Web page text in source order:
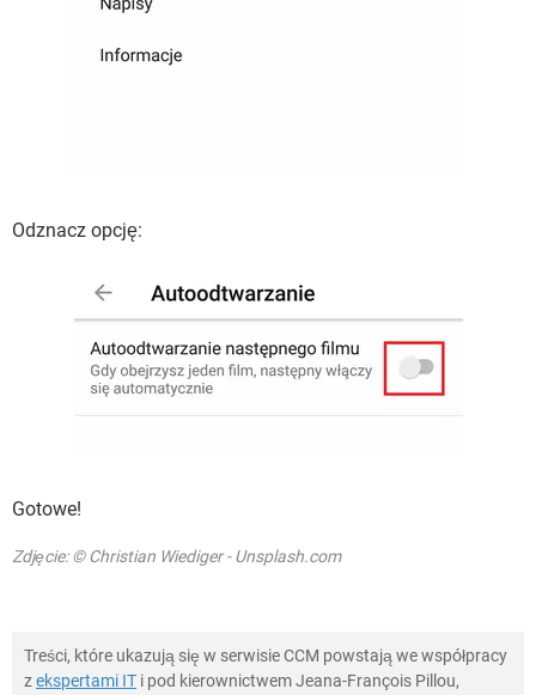
Odznacz opcję:
Gotowe!
Zdjęcie: © Christian Wiediger - Unsplash.com
Treści, które ukazują się w serwisie CCM powstają we współpracy
zekspertami IT i pod kierownictwem Jeana-François Pillou,